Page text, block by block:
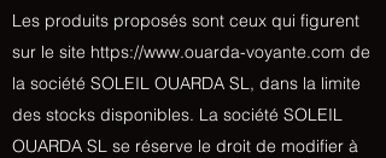
Les produits proposés sont ceux qui figurent
sur le site https://www.ouarda-voyante.com de
la société SOLEIL OUARDA SL, dans la limite
des stocks disponibles. La société SOLEIL
OUARDA SL se réserve le droit de modifier à